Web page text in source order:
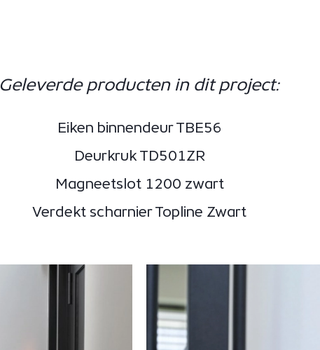
Geleverde producten in dit project:
Eiken binnendeur TBE56
Deurkruk TD501ZR
Magneetslot 1200 zwart
Verdekt scharnier Topline Zwart